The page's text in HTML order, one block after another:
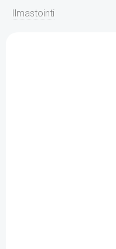
Ilmastointi